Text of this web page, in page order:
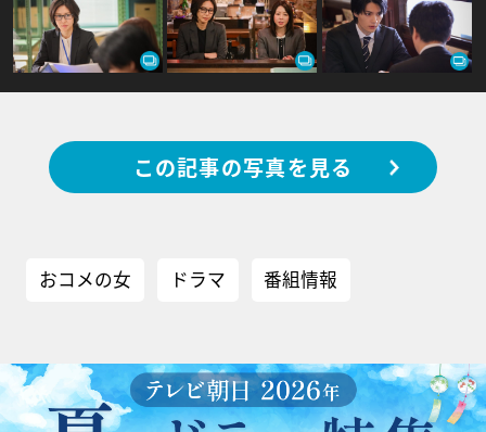
この記事の写真を見る
おコメの女 ドラマ 番組情報